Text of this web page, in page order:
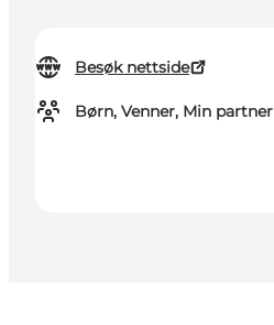
Besøk nettside
Børn, Venner, Min partner